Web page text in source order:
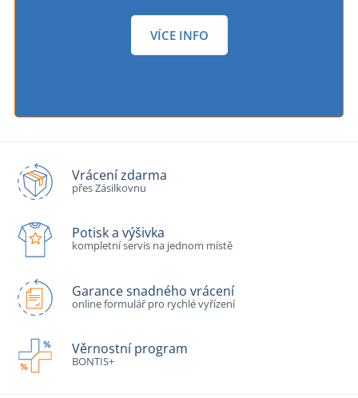
VÍCE INFO
Vrácení zdarma
přes Zásilkovnu
Potisk a výšivka
kompletní servis na jednom místě
Garance snadného vrácení
online formulář pro rychlé vyřízení
Věrnostní program
BONTIS+